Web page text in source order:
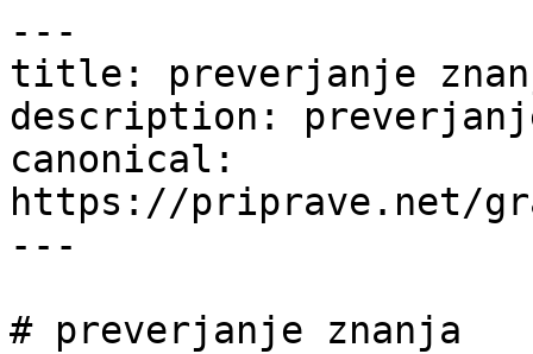
---
title: preverjanje
description:
canonical:
https://priprave.net/
---
# preverjanje znanja